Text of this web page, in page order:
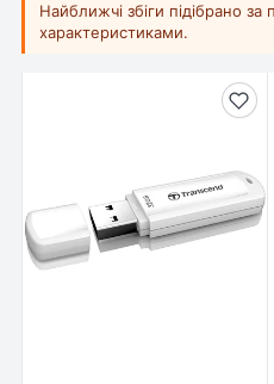
Найближчі збіги підібрано за
характеристиками.